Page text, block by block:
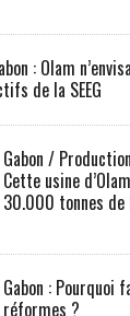
: Olam
de la SEEG
Gabon /
Cette usine
30.000 tonnes de
Gabon : Pourquoi
réformes ?